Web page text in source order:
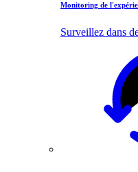
Monitoring de
Surveillez dans